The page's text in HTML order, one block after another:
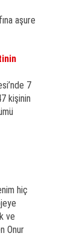
aşure
7
kişinin
hiç
ve
Onur